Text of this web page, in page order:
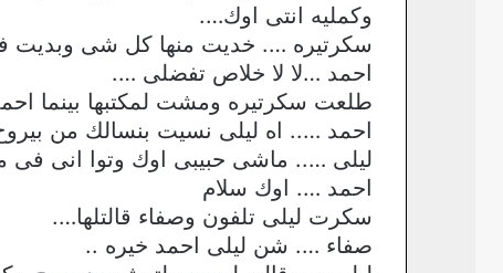
وكمليه انتى اوك….
سكرتيره …. خديت منها كل شى وبديت
احمد …لا لا خلاص تفضلى ….
طلعت سكرتيره ومشت لمكتبها بينما
احمد ….. اه ليلى نسيت بنسالك من
ليلى ….. ماشى حبيبى اوك وتوا انى
احمد …. اوك سلام
سكرت ليلى تلفون وصفاء قالتلها….
صفاء …. شن ليلى احمد خيره ..